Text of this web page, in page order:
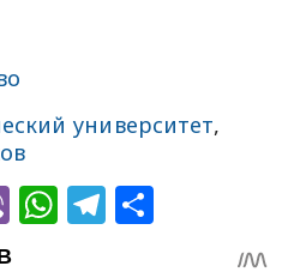
университет,
ViberWhatsApp
Telegram